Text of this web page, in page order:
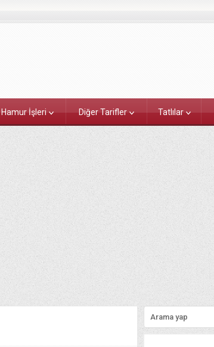
Hamur İşleri Diğer Tarifler Tatlılar